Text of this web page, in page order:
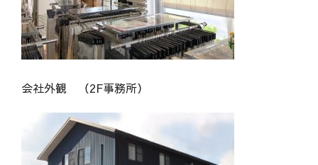
会社外観 （2F事務所）